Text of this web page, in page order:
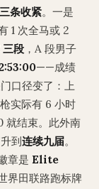
三条收紧。一是
1 次全马或 2
段 ，A 段男子
——成绩
口径变了：上
实际有 6 小时
就结束。此外南
到连续九届。
章是 Elite
界田联路跑标牌